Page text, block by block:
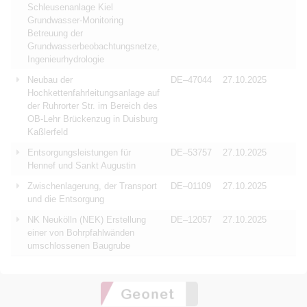
Schleusenanlage Kiel
Grundwasser-Monitoring
Betreuung der
Grundwasserbeobachtungsnetze,
Ingenieurhydrologie
Neubau der
Hochkettenfahrleitungsanlage auf
der Ruhrorter Str. im Bereich des
OB-Lehr Brückenzug in Duisburg
Kaßlerfeld
DE–47044 27.10.2025
Entsorgungsleistungen für
Hennef und Sankt Augustin
DE–53757 27.10.2025
Zwischenlagerung, der Transport
und die Entsorgung
DE–01109 27.10.2025
NK Neukölln (NEK) Erstellung
einer von Bohrpfahlwänden
umschlossenen Baugrube
DE–12057 27.10.2025